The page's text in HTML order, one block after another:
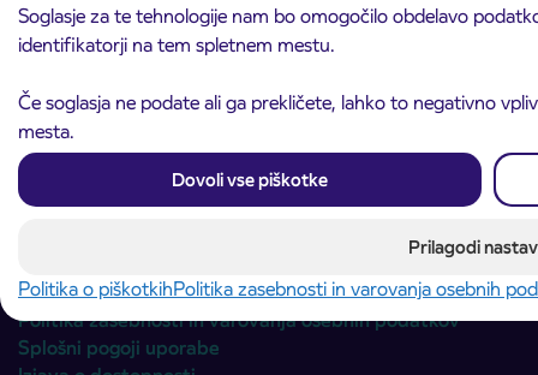
Soglasje za te tehnologije nam bo omogočilo obdelavo
identifikatorji na tem spletnem mestu.
Če soglasja ne podate ali ga prekličete, lahko to negativno
mesta.
Dovoli vse piškotke
Prilagodi
Politika o piškotkihPolitika zasebnosti in varovanja osebnih
Izberite področje
Področje je obvezno izbrati.
Naslednji korak
© 2026 Arriva Slovenija
Politika zasebnosti in varovanja osebnih podatkov
Splošni pogoji uporabe